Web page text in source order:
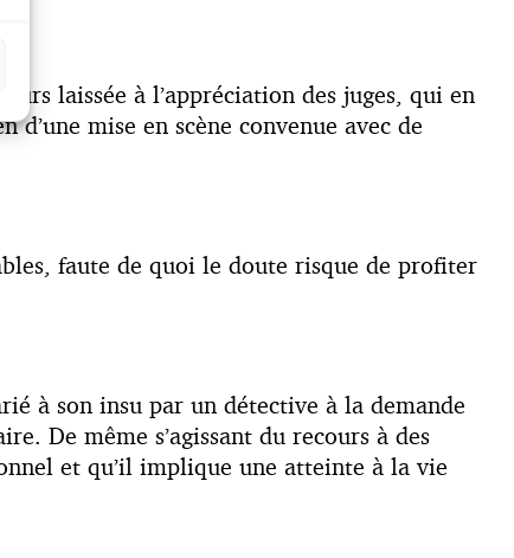
laissée à l’appréciation des juges, qui en
d’une mise en scène convenue avec de
faute de quoi le doute risque de profiter
à son insu par un détective à la demande
De même s’agissant du recours à des
et qu’il implique une atteinte à la vie